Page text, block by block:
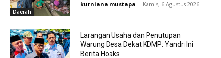
Daerah
kurniana mustapa - Kamis, 6 Agustus 2026
Larangan Usaha dan Penutupan
Warung Desa Dekat KDMP: Yandri Ini
Berita Hoaks